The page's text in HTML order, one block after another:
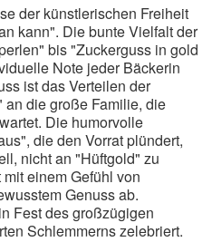
der künstlerischen Freiheit
kann". Die bunte Vielfalt der
bis "Zuckerguss in gold
Note jeder Bäckerin
ist das Verteilen der
die große Familie, die
Die humorvolle
die den Vorrat plündert,
nicht an "Hüftgold" zu
einem Gefühl von
Genuss ab.
Fest des großzügigen
Schlemmerns zelebriert.